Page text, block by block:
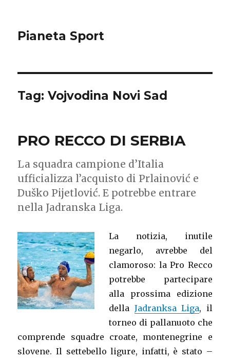
Pianeta Sport
Tag: Vojvodina Novi Sad
PRO RECCO DI SERBIA
La squadra campione d’Italia
ufficializza l’acquisto di Prlainović e
Duško Pijetlović. E potrebbe entrare
nella Jadranska Liga.
La notizia, inutile
negarlo, avrebbe del
clamoroso: la Pro Recco
potrebbe partecipare
alla prossima edizione
della Jadranksa Liga, il
torneo di pallanuoto che
comprende squadre croate, montenegrine e
slovene. Il settebello ligure, infatti, è stato –